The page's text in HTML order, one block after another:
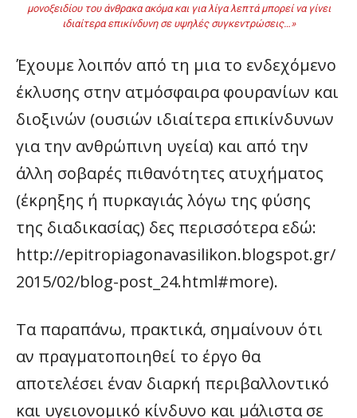
μονοξειδίου του άνθρακα ακόμα και για λίγα λεπτά μπορεί να γίνει
ιδιαίτερα επικίνδυνη σε υψηλές συγκεντρώσεις…»
Έχουμε λοιπόν από τη μια το ενδεχόμενο
έκλυσης στην ατμόσφαιρα φουρανίων και
διοξινών (ουσιών ιδιαίτερα επικίνδυνων
για την ανθρώπινη υγεία) και από την
άλλη σοβαρές πιθανότητες ατυχήματος
(έκρηξης ή πυρκαγιάς λόγω της φύσης
της διαδικασίας) δες περισσότερα εδώ:
http://epitropiagonavasilikon.blogspot.gr/
2015/02/blog-post_24.html#more).
Τα παραπάνω, πρακτικά, σημαίνουν ότι
αν πραγματοποιηθεί το έργο θα
αποτελέσει έναν διαρκή περιβαλλοντικό
και υγειονομικό κίνδυνο και μάλιστα σε